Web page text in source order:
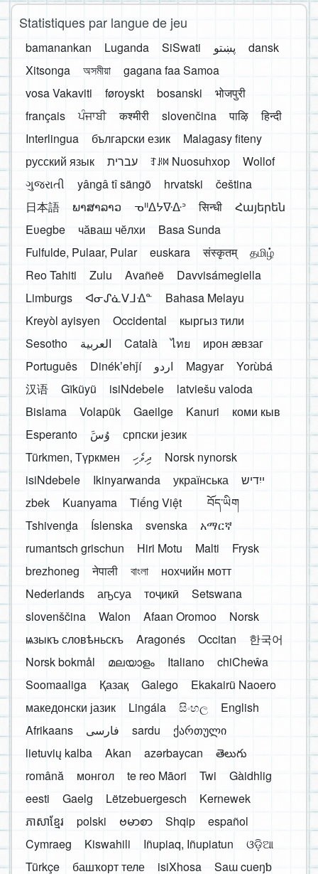
Statistiques par langue de jeu
bamanankan Luganda SiSwati پښتو
dansk
Xitsonga
অসমীয়া
gagana faa Samoa
vosa Vakaviti
føroyskt bosanski
भोजपुरी
français
ਪੰਜਾਬੀ कश्मीरी slovenčina पाऴि
हिन्दी
Interlingua
български език
Malagasy fiteny
русский язык
עברית ꆈꌠ꒿ Nuosuhxop
Wollof
ગુજરાતી
yângâ tî sängö hrvatski
čeština
日本語
ພາສາລາວ ᓀᐦᐃᔭᐍᐏᐣ सिन्धी
Հայերեն
Eʋegbe
чӑваш чӗлхи
Basa Sunda
Fulfulde, Pulaar, Pular
euskara संस्कृतम्
தமிழ்
Reo Tahiti
Zulu Avañeẽ
Davvisámegiella
Limburgs
ᐊᓂᔑᓈᐯᒧᐎᓐ
Bahasa Melayu
Kreyòl ayisyen
Occidental
кыргыз тили
Sesotho
العربية Català ไทย
ирон æвзаг
Português
Dinékʼehǰí اردو Magyar
Yorùbá
汉语
Gĩkũyũ isiNdebele
latviešu valoda
Bislama
Volapük Gaeilge Kanuri
коми кыв
Esperanto
َوُسَ
српски језик
Türkmen, Түркмен
ދިވެހި
Norsk nynorsk
isiNdebele
Ikinyarwanda українська
ייִדיש
zbek
Kuanyama Tiếng Việt
བོད་ཡིག
Tshivenḓa
Íslenska svenska
አማርኛ
rumantsch grischun
Hiri Motu Malti
Frysk
brezhoneg
नेपाली বাংলা
нохчийн мотт
Nederlands
аҧсуа тоҷикӣ
Setswana
slovenščina
Walon Afaan Oromoo
Norsk
ѩзыкъ словѣньскъ
Aragonés Occitan
한국어
Norsk bokmål
മലയാളം Italiano
chiCheŵa
Soomaaliga
Қазақ Galego
Ekakairũ Naoero
македонски јазик
Lingála සිංහල
English
Afrikaans
فارسی sardu
ქართული
lietuvių kalba
Akan azərbaycan
తెలుగు
română
монгол te reo Māori Twi
Gàidhlig
eesti
Gaelg Lëtzebuergesch
Kernewek
ភាសាខ្មែរ
polski ဗမာစာ Shqip
español
Cymraeg
Kiswahili Iñupiaq, Iñupiatun
ଓଡ଼ିଆ
Türkçe
башҡорт теле isiXhosa
Saɯ cueŋƅ